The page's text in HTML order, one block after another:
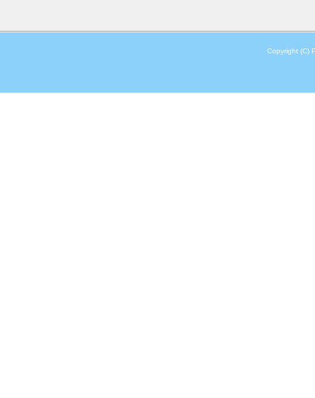
Copyright (C)